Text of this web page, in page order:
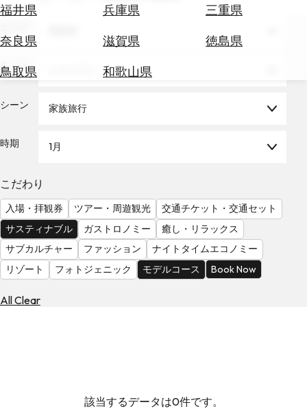
福井県
兵庫県
三重県
奈良県
滋賀県
徳島県
鳥取県
和歌山県
券
テ
を
を
見
る
テーマ
シーン 家族旅行
時期 1月
こだわり
入場・拝観券 ツアー・周遊観光
交通チケット・交通セット
サスティナブル
ガストロノミー
癒し・リラックス
サブカルチャー
ファッション
ナイトタイムエコノミー
リゾート
フォトジェニック モデルコース Book Now
All Clear
該当するデータは0件です。